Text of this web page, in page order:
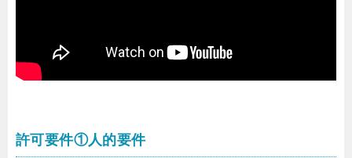
許可要件①人的要件